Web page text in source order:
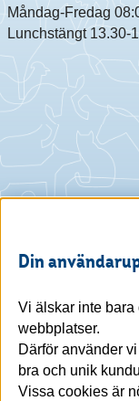
Måndag-Fredag
Lunchstängt 13.30-
Din
Vi älskar inte
webbplatser.
Därför använder
bra och unik
Vissa cookies är